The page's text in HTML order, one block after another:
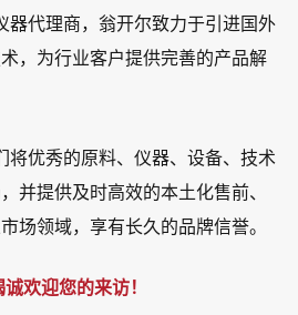
器代理商，翁开尔致力于引进国外
，为行业客户提供完善的产品解
将优秀的原料、仪器、设备、技术
并提供及时高效的本土化售前、
场领域，享有长久的品牌信誉。
欢迎您的来访！